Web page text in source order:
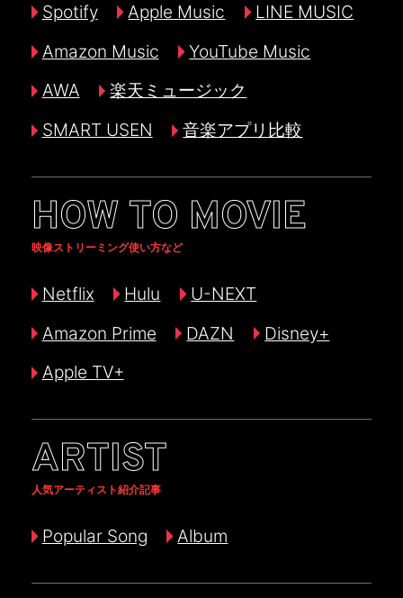
Spotify Apple Music
LINE MUSIC
Amazon Music
YouTube Music
AWA
楽天ミュージック
SMART USEN
音楽アプリ比較
HOW TO MOVIE
映像ストリーミング使い方など
Netflix Hulu
U-NEXT
Amazon Prime
DAZN
Disney+
Apple TV+
ARTIST
人気アーティスト紹介記事
Popular Song Album